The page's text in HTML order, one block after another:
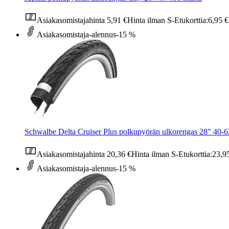
Asiakasomistajahinta 5,91 €Hinta ilman S-Etukorttia:6,95 €
Asiakasomistaja-alennus-15 %
Schwalbe Delta Cruiser Plus polkupyörän ulkorengas 28" 40-
Asiakasomistajahinta 20,36 €Hinta ilman S-Etukorttia:
Asiakasomistaja-alennus-15 %